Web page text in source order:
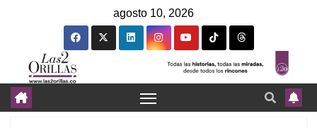
agosto 10, 2026